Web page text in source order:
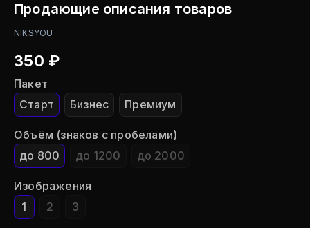
Продающие описания товаров
NIKSYOU
350 ₽
Пакет
Старт
Бизнес Премиум
Объём (знаков с пробелами)
до 800
до 1200 до 2000
Изображения
1
2 3